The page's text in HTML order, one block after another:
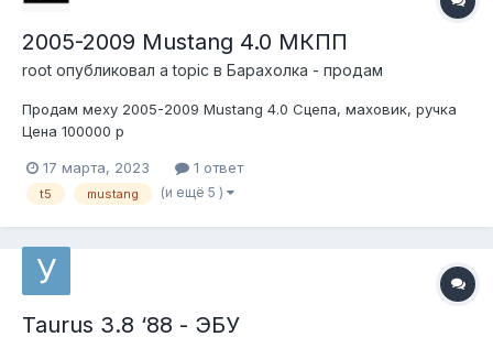
2005-2009 Mustang 4.0 МКПП
root опубликовал a topic в Барахолка - продам
Продам меху 2005-2009 Mustang 4.0 Сцепа, маховик, ручка
Цена 100000 р
17 марта, 2023 1 ответ
t5 mustang (и ещё 5 )
Taurus 3.8 ‘88 - ЭБУ